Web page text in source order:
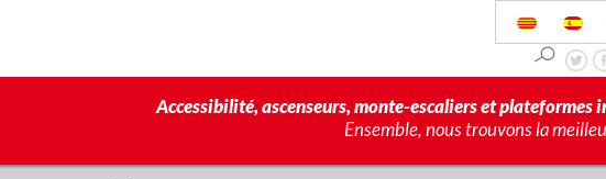
Accessibilité, ascenseurs, monte-escaliers et plateformes
Ensemble, nous trouvons la